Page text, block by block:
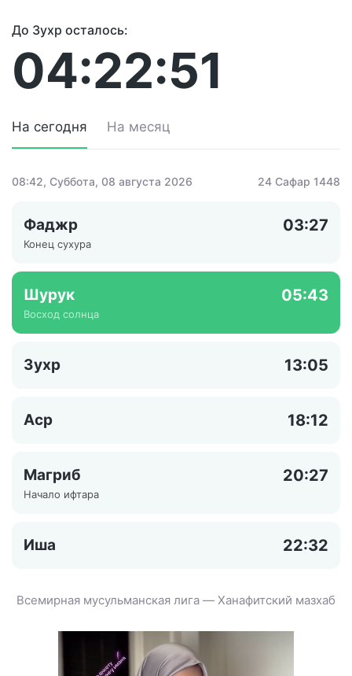
До Зухр осталось:
04:22:51
На сегодня На месяц
08:42, Суббота, 08 августа 2026 24 Сафар 1448
Фаджр 03:27
Конец сухура
Шурук 05:43
Восход солнца
Зухр 13:05
Аср 18:12
Магриб 20:27
Начало ифтара
Иша 22:32
Всемирная мусульманская лига — Ханафитский мазхаб